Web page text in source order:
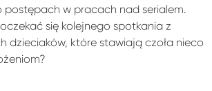
postępach w pracach nad serialem.
się kolejnego spotkania z
dzieciaków, które stawiają czoła nieco